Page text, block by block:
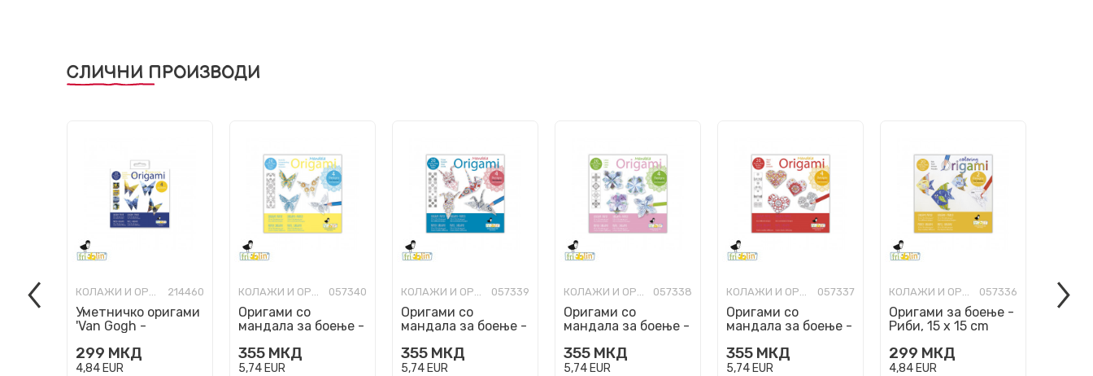
СЛИЧНИ ПРОИЗВОДИ
КОЛАЖИ И ОРИГАМИ 214460
Уметничко оригами
'Van Gogh -
299 МКД
4,84 EUR
КОЛАЖИ И ОРИГАМИ 057340
Оригами со
мандала за боење -
cm
355 МКД
5,74 EUR
КОЛАЖИ И ОРИГАМИ 057339
Оригами со
мандала за боење -
355 МКД
5,74 EUR
КОЛАЖИ И ОРИГАМИ 057338
Оригами со
мандала за боење -
355 МКД
5,74 EUR
КОЛАЖИ И ОРИГАМИ 057337
Оригами со
мандала за боење -
355 МКД
5,74 EUR
КОЛАЖИ И ОРИГАМИ 057336
Оригами за боење -
Риби, 15 x 15 cm
299 МКД
4,84 EUR